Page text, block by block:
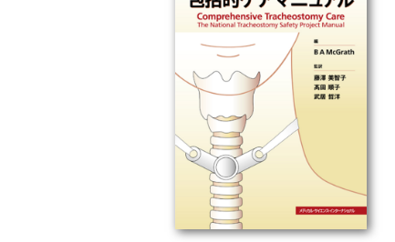
マニュアル(39)
臨床医学:一般(359)
基礎医学関連科学(80)
歯科学(3)
衛生・公衆衛生学(14)